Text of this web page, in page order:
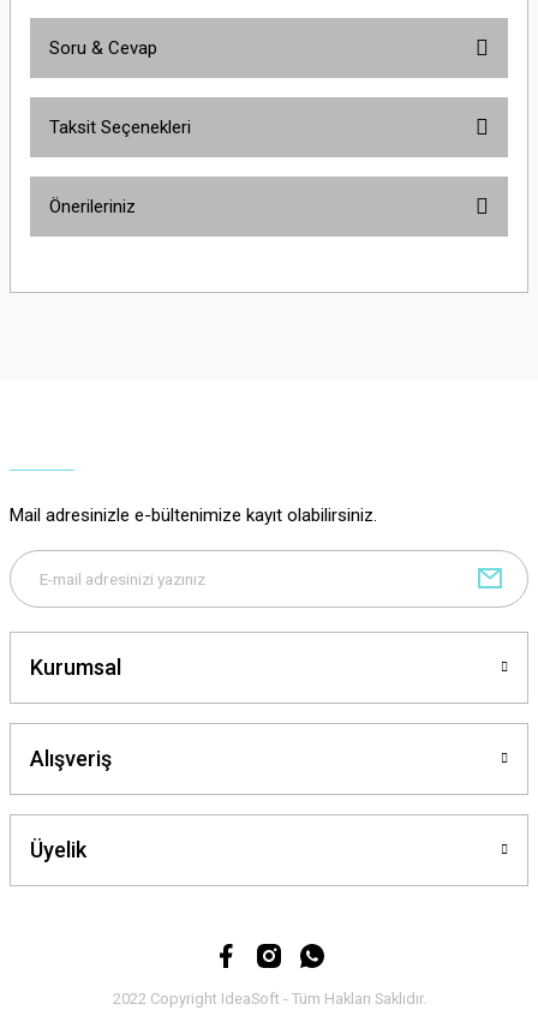
Soru & Cevap
Taksit Seçenekleri
Önerileriniz
yetersiz gördüğünüz noktaları öneri formunu kullanarak tarafımıza
Bu ürüne benzer farklı alternatifler olmalı.
Mail adresinizle e-bültenimize kayıt olabilirsiniz.
Kurumsal
Alışveriş
Üyelik
2022 Copyright IdeaSoft - Tüm Hakları Saklıdır.